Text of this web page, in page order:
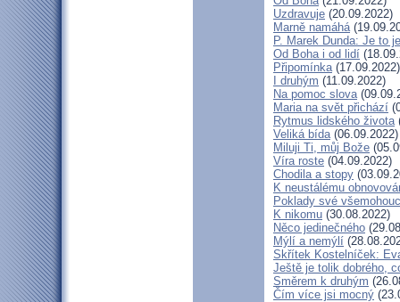
Uzdravuje (20.09.2022)
Marně namáhá
P. Marek Dunda: Je to
Od Boha i od lidí
Připomínka(17.09.2022)
I druhým (11.09.2022)
Na pomoc slova
Maria na svět přichází
Rytmus lidského života
Veliká bída(06.09.2022)
Miluji Ti, můj Bože
Víra roste (04.09.2022)
Chodila a stopy
K neustálému
Poklady své
K nikomu (30.08.2022)
Něco jedinečného
Mýlí a nemýlí
Skřítek Kostelníček:
Ještě je tolik dobrého,
Směrem k druhým
Čím více jsi mocný